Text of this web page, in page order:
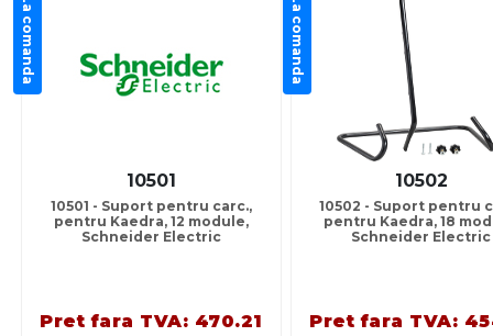
La comanda
10501
10501 - Suport pentru carc.,
pentru Kaedra, 12 module,
Schneider Electric
Pret fara TVA: 470.21
La comanda
10502
10502 - Suport pentru
pentru Kaedra, 18
Schneider Electric
Pret fara TVA: